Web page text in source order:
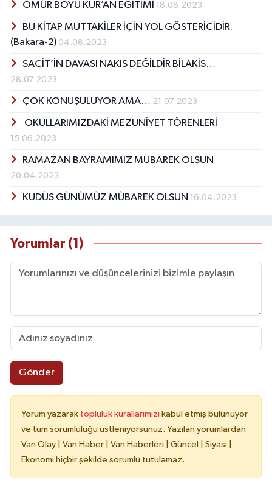
ÖMÜR BOYU KUR’AN EĞİTİMİ 18.08.2023
BU KİTAP MUTTAKİLER İÇİN YOL GÖSTERİCİDİR.
(Bakara-2) 04.08.2023
SACİT’İN DAVASI NAKIS DEĞİLDİR BİLAKİS…
28.07.2023
ÇOK KONUŞULUYOR AMA… 21.07.2023
OKULLARIMIZDAKİ MEZUNİYET TÖRENLERİ
15.06.2023
RAMAZAN BAYRAMIMIZ MÜBAREK OLSUN
20.04.2023
KUDÜS GÜNÜMÜZ MÜBAREK OLSUN 16.04.2023
Yorumlar (1)
Gönder
Yorum yazarak topluluk kurallarımızı kabul etmiş bulunuyor
ve tüm sorumluluğu üstleniyorsunuz. Yazılan yorumlardan
Van Olay | Van Haber | Van Haberleri | Güncel | Siyasi |
Ekonomi hiçbir şekilde sorumlu tutulamaz.